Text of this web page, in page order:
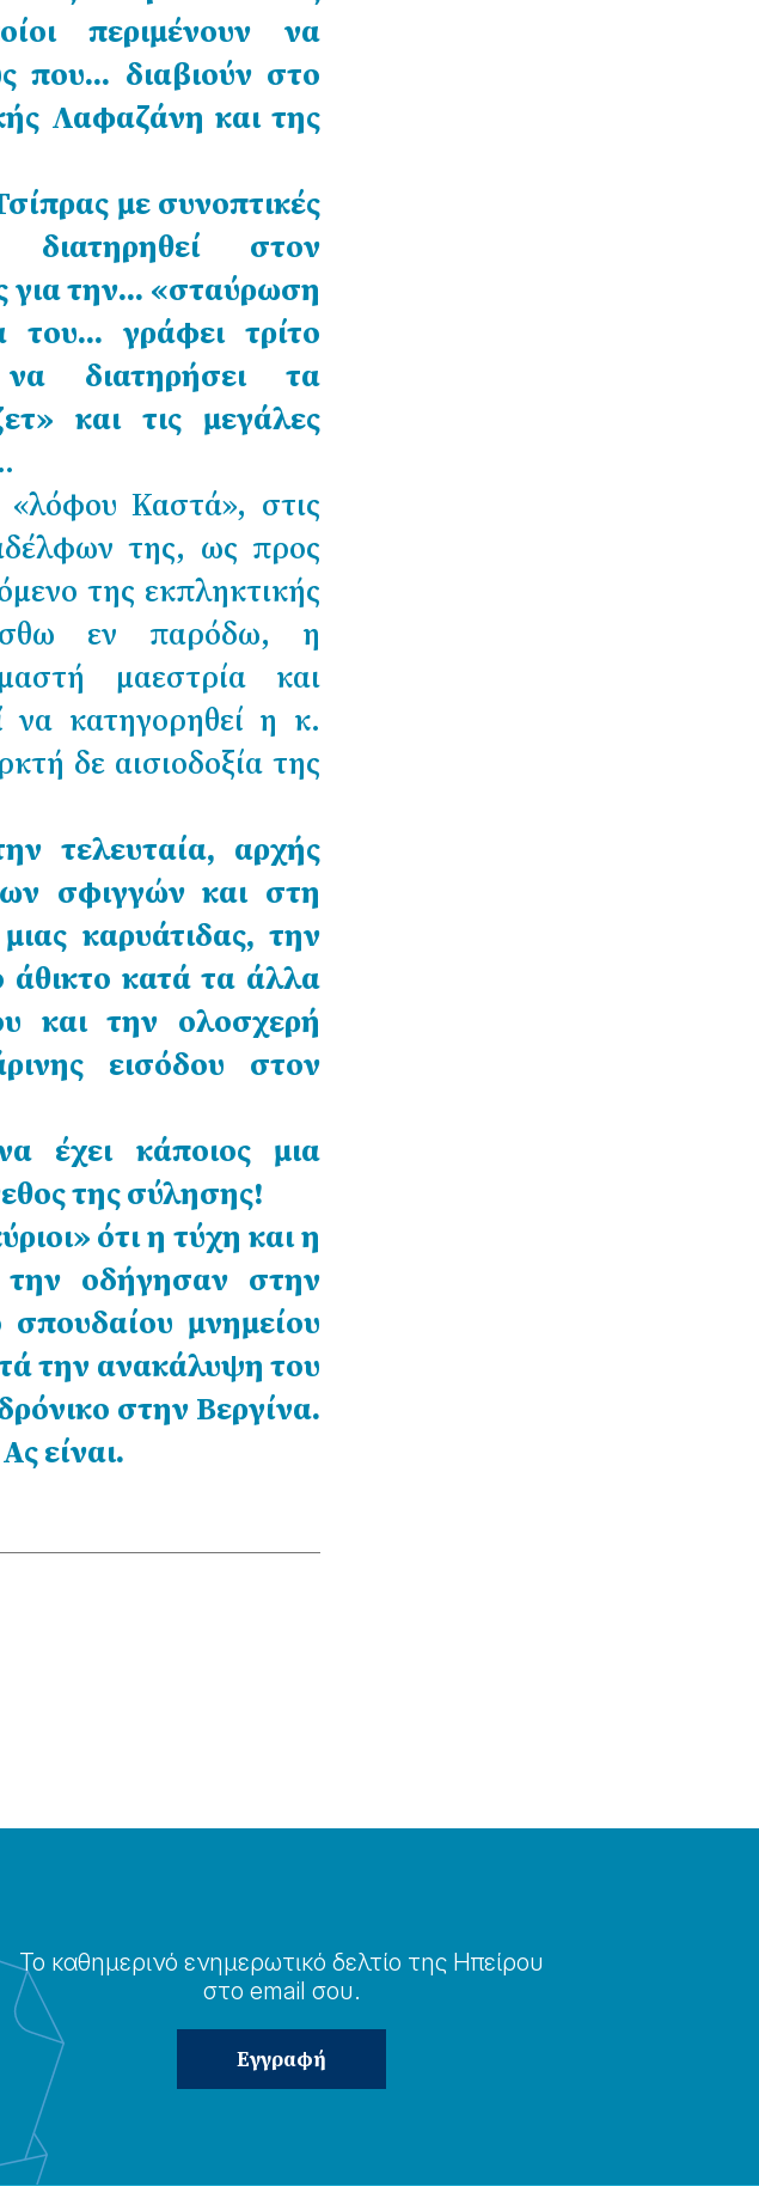
περιμένουν να
που… διαβιούν στο
Λαφαζάνη και της
με συνοπτικές
διατηρηθεί στον
για την… «σταύρωση
γράφει τρίτο
διατηρήσει τα
και τις μεγάλες
Καστά», στις
της, ως προς
της εκπληκτικής
εν παρόδω, η
μαεστρία και
να κατηγορηθεί η κ.
δε αισιοδοξία της
τελευταία, αρχής
σφιγγών και στη
καρυάτιδας, την
κατά τα άλλα
και την ολοσχερή
εισόδου στον
έχει κάποιος μια
της σύλησης!
ότι η τύχη και η
την οδήγησαν στην
μνημείου
την ανακάλυψη του
στην Βεργίνα.
είναι.
Το καθημερɩνό ενημερωτɩκό δελτίο της Ηπείρου
στο email σου.